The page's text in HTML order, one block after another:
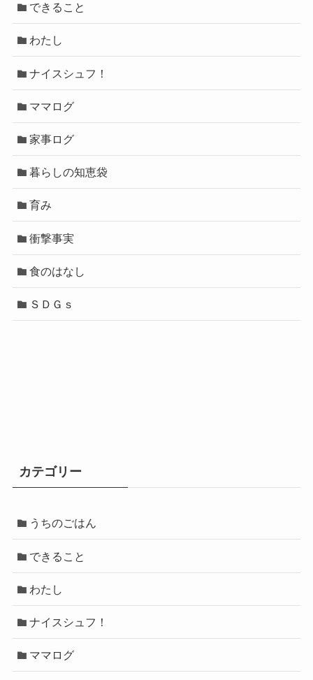
できること
わたし
ナイスシュフ！
ママログ
家事ログ
暮らしの知恵袋
育み
衝撃事実
食のはなし
ＳＤＧｓ
カテゴリー
うちのごはん
できること
わたし
ナイスシュフ！
ママログ